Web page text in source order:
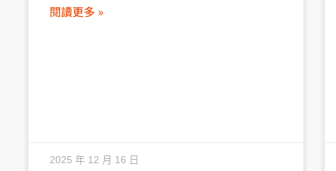
閱讀更多 »
2025 年 12 月 16 日